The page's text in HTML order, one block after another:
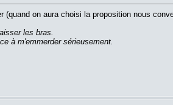
on aura choisi la proposition nous
les bras.
à m'emmerder sérieusement.